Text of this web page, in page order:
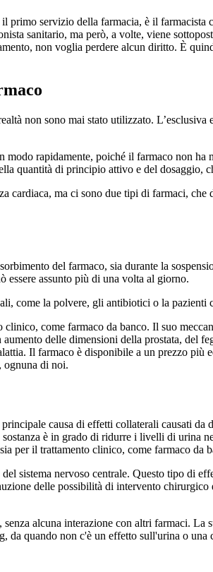
primo servizio della farmacia, è il
sanitario, ma però, a volte, viene
non voglia perdere alcun diritto. È
non sono mai stato utilizzato.
rapidamente, poiché il farmaco non
quantità di principio attivo e del dosaggio,
ma ci sono due tipi di farmaci, che
del farmaco, sia durante la
essere assunto più di una volta al giorno.
come la polvere, gli antibiotici o la pazienti
come farmaco da banco. Il suo
delle dimensioni della prostata, del
Il farmaco è disponibile a un prezzo più
ognuna di noi.
causa di effetti collaterali causati
è in grado di ridurre i livelli di urina
per il trattamento clinico, come farmaco da
sistema nervoso centrale. Questo tipo di
delle possibilità di intervento
alcuna interazione con altri farmaci. La
quando non c'è un effetto sull'urina o una